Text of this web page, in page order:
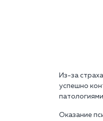
Из-за
успешно
Оказание